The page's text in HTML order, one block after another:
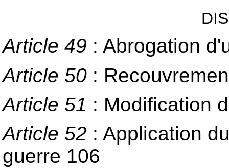
Article 49 : Abrogation
Article 50 :
Article 51 : Modification
Article 52 : Application
guerre 106